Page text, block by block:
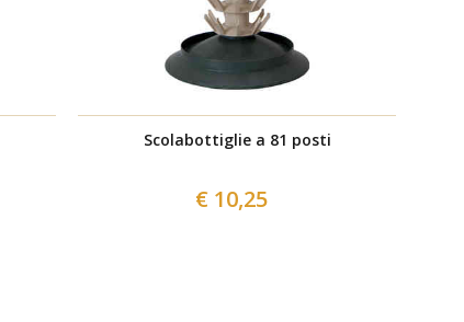
Scolabottiglie a 81 posti
€ 10,25